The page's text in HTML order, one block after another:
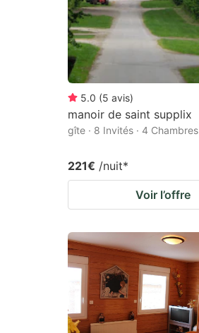
5.0 (5 avis)
manoir de saint supplix
gîte · 8 Invités · 4 Chambres
221€ /nuit*
Voir l’offre